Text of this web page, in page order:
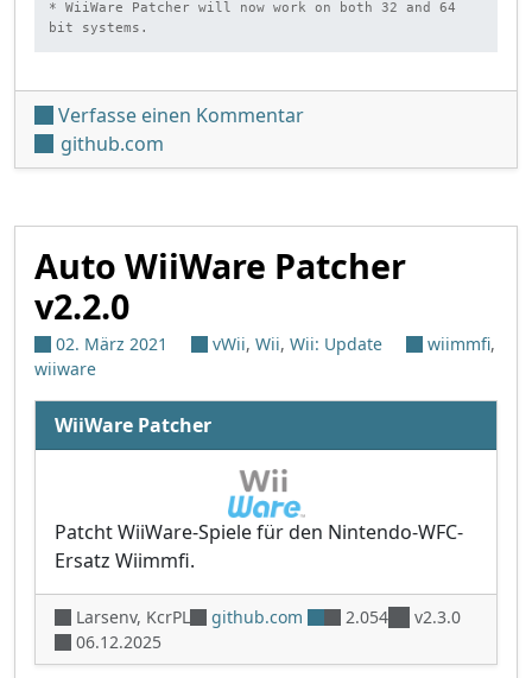
* WiiWare Patcher will now work on both 32 and 64
bit systems.
Verfasse einen Kommentarunter 'Auto WiiWare
github.com
Auto WiiWare Patcher
v2.2.0
02. März 2021 vWii, Wii, Wii: Update wiimmfi,
wiiware
WiiWare Patcher
Patcht WiiWare-Spiele für den Nintendo-WFC-
Ersatz Wiimmfi.
Larsenv, KcrPL github.com 2.054
v2.3.0
06.12.2025